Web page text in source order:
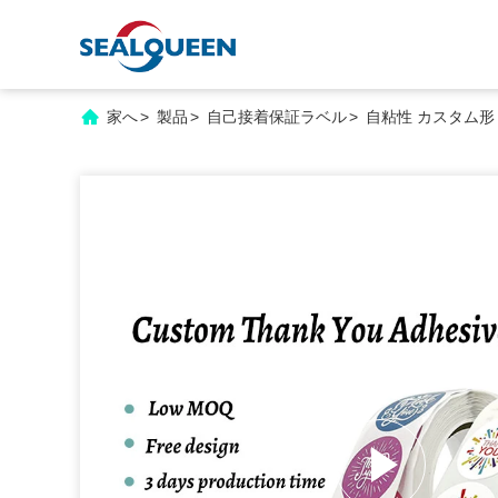
家へ> 製品> 自己接着保証ラベル> 自粘性 カスタム